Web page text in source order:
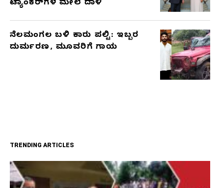
ಟ್ಯಾಂಕರ್‌ಗಳ ಮೇಲೆ ದಾಳಿ
ನೆಲಮಂಗಲ ಬಳಿ ಕಾರು ಪಲ್ಟಿ: ಇಬ್ಬರ
ದುರ್ಮರಣ, ಮೂವರಿಗೆ ಗಾಯ
TRENDING ARTICLES